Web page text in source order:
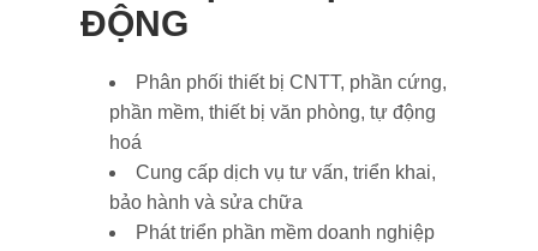
ĐỘNG
Phân phối thiết bị CNTT, phần cứng,
phần mềm, thiết bị văn phòng, tự động
hoá
Cung cấp dịch vụ tư vấn, triển khai,
bảo hành và sửa chữa
Phát triển phần mềm doanh nghiệp